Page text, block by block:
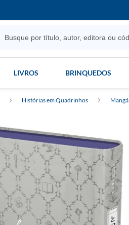
LIVROS BRINQUEDOS
Histórias em Quadrinhos Mangá